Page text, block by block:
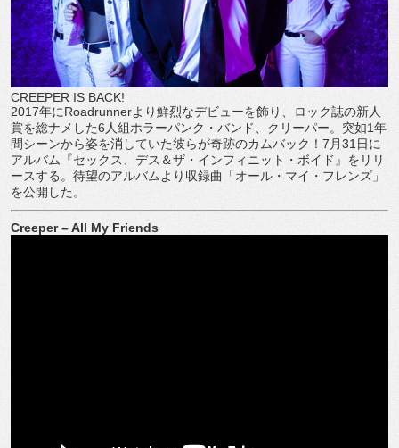
CREEPER IS BACK!
2017年にRoadrunnerより鮮烈なデビューを飾り、ロック誌の新人
賞を総ナメした6人組ホラーパンク・バンド、クリーパー。突如1年
間シーンから姿を消していた彼らが奇跡のカムバック！7月31日に
アルバム『セックス、デス＆ザ・インフィニット・ボイド』をリリ
ースする。待望のアルバムより収録曲「オール・マイ・フレンズ」
を公開した。
Creeper – All My Friends